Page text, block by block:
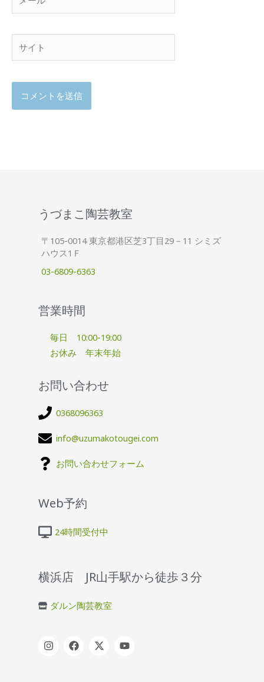
ー
ル
ト
うづまこ陶芸教室
〒105-0014 東京都港区芝3丁目29－11 シミズ
ハウス1Ｆ
03-6809-6363
営業時間
毎日 10:00-19:00
お休み 年末年始
お問い合わせ
0368096363
info@uzumakotougei.com
お問い合わせフォーム
Web予約
24時間受付中
横浜店 JR山手駅から徒歩３分
ダルン陶芸教室